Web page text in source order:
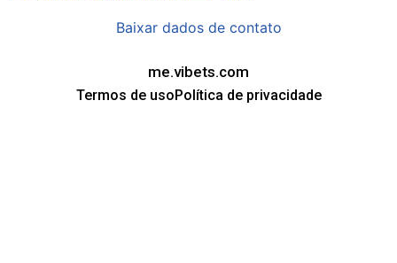
Baixar dados de contato
me.vibets.com
Termos de usoPolítica de privacidade